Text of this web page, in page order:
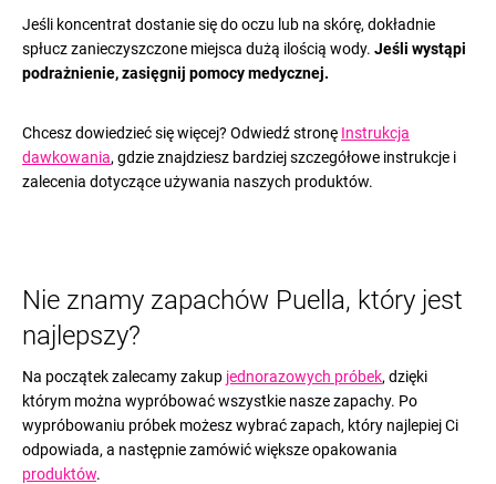
Jeśli koncentrat dostanie się do oczu lub na skórę, dokładnie
spłucz zanieczyszczone miejsca dużą ilością wody. Jeśli wystąpi
podrażnienie, zasięgnij pomocy medycznej.
Chcesz dowiedzieć się więcej? Odwiedź stronę Instrukcja
dawkowania, gdzie znajdziesz bardziej szczegółowe instrukcje i
zalecenia dotyczące używania naszych produktów.
Nie znamy zapachów Puella, który jest
najlepszy?
Na początek zalecamy zakup jednorazowych próbek, dzięki
którym można wypróbować wszystkie nasze zapachy. Po
wypróbowaniu próbek możesz wybrać zapach, który najlepiej Ci
odpowiada, a następnie zamówić większe opakowania
produktów.